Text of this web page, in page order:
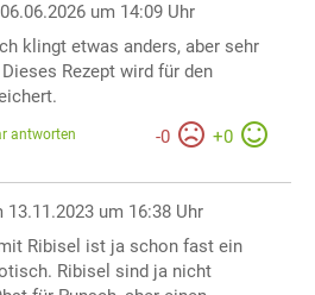
um 14:09 Uhr
klingt etwas anders, aber sehr
Rezept wird für den
-0 +0
antworten
13.11.2023 um 16:38 Uhr
Ribisel ist ja schon fast ein
Ribisel sind ja nicht